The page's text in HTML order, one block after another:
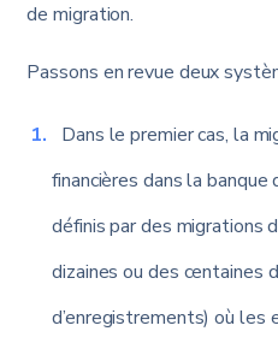
de migration.
Passons en revue deux
Dans le premier cas, la
financières dans la
définis par des migrations
dizaines ou des centaines
d’enregistrements) où les